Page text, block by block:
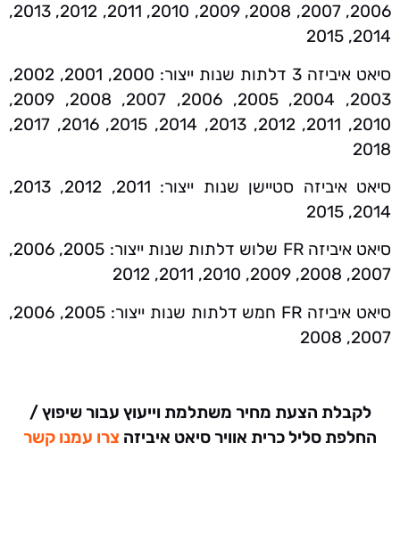
2006, 2007, 2008, 2009, 2010, 2011, 2012, 2013,
2014, 2015
סיאט איביזה 3 דלתות שנות ייצור: 2000, 2001, 2002,
2003, 2004, 2005, 2006, 2007, 2008, 2009,
2010, 2011, 2012, 2013, 2014, 2015, 2016, 2017,
2018
סיאט איביזה סטיישן שנות ייצור: 2011, 2012, 2013,
2014, 2015
סיאט איביזה FR שלוש דלתות שנות ייצור: 2005, 2006,
2007, 2008, 2009, 2010, 2011, 2012
סיאט איביזה FR חמש דלתות שנות ייצור: 2005, 2006,
2007, 2008
לקבלת הצעת מחיר משתלמת וייעוץ עבור שיפוץ /
החלפת סליל כרית אוויר סיאט איביזה צרו עמנו קשר